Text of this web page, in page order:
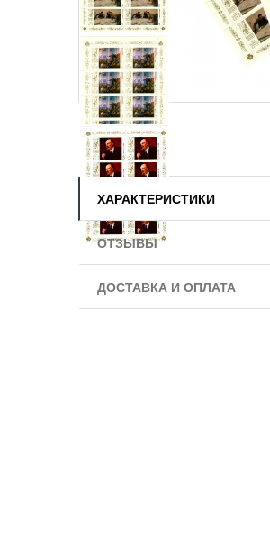
ХАРАКТЕРИСТИКИ
ОТЗЫВЫ
ДОСТАВКА И ОПЛАТА